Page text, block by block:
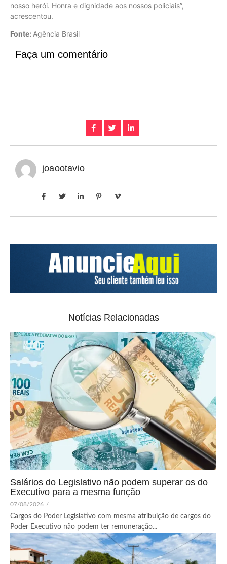
nosso herói. Honra e dignidade aos nossos policiais”,
acrescentou.
Fonte: Agência Brasil
Faça um comentário
joaootavio
Notícias Relacionadas
Salários do Legislativo não podem superar os do
Executivo para a mesma função
07/08/2026 /
Cargos do Poder Legislativo com mesma atribuição de cargos do
Poder Executivo não podem ter remuneração...